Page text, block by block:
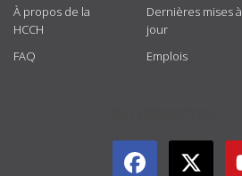
À propos de la
HCCH
FAQ
Dernières mises à
jour
Emplois